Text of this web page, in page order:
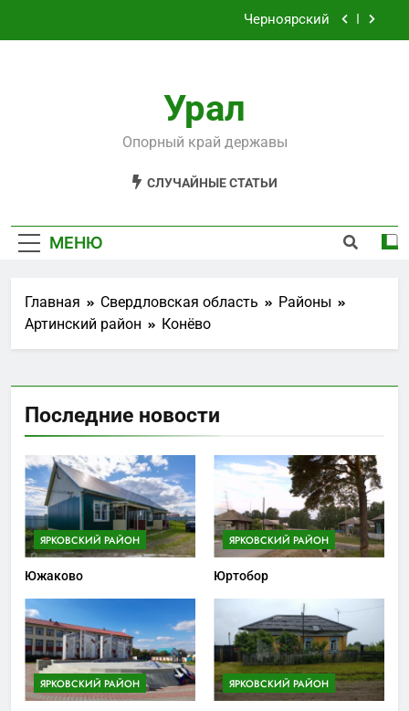
Черноярский
Староуткинск
Черноярский
Урал
Опорный край державы
СЛУЧАЙНЫЕ СТАТЬИ
МЕНЮ
Главная Свердловская область
Районы
Артинский район
Конёво
Последние новости
ЯРКОВСКИЙ РАЙОН
Южаково
ЯРКОВСКИЙ РАЙОН
Юртобор
ЯРКОВСКИЙ РАЙОН ЯРКОВСКИЙ РАЙОН